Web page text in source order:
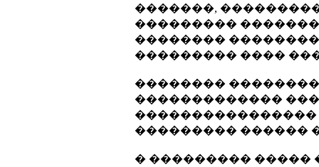
�������,
���������
��������
��������� ����
��������
�������������
����������������
��������� ������
� ��������� �����